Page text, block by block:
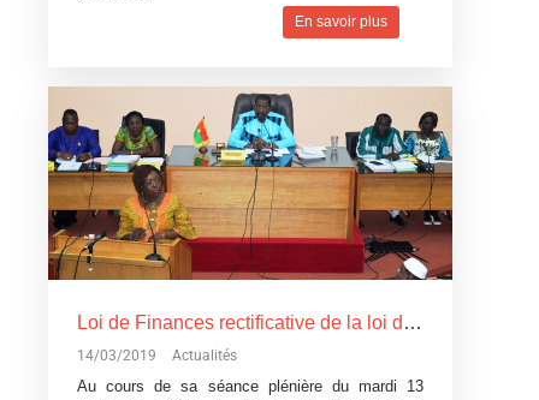
En savoir plus
Loi de Finances rectificative de la loi de Finances pour l’exécution du budget 2018: Un réajustement pour tenir compte du contexte difficile
14/03/2019 Actualités
Au cours de sa séance plénière du mardi 13